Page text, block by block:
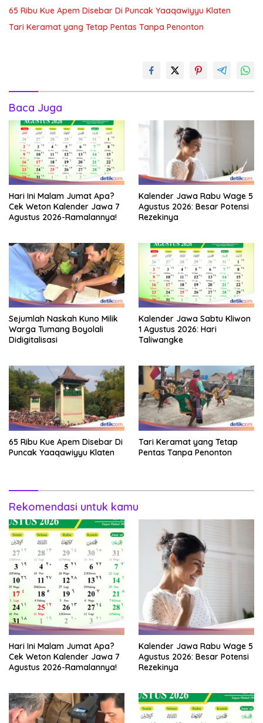
65 Ribu Kue Apem Disebar Di Puncak Yaaqawiyyu Klaten
Tari Keramat yang Tetap Pentas Tanpa Penonton
Baca Juga
Hari Ini Malam Jumat Apa?
Cek Weton Kalender Jawa 7
Agustus 2026-Ramalannya!
Kalender Jawa Rabu Wage 5
Agustus 2026: Besar Potensi
Rezekinya
Sejumlah Naskah Kuno Milik
Warga Tumang Boyolali
Didigitalisasi
Kalender Jawa Sabtu Kliwon
1 Agustus 2026: Hari
Taliwangke
65 Ribu Kue Apem Disebar Di
Puncak Yaaqawiyyu Klaten
Tari Keramat yang Tetap
Pentas Tanpa Penonton
Rekomendasi untuk kamu
Hari Ini Malam Jumat Apa?
Cek Weton Kalender Jawa 7
Agustus 2026-Ramalannya!
Kalender Jawa Rabu Wage 5
Agustus 2026: Besar Potensi
Rezekinya